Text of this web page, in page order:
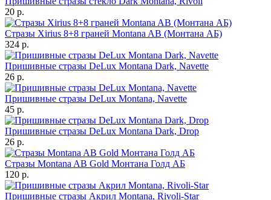
20 р.
Стразы Xirius 8+8 граней Montana AB (Монтана АБ)
324 р.
Пришивные стразы DeLux Montana Dark, Navette
26 р.
Пришивные стразы DeLux Montana, Navette
45 р.
Пришивные стразы DeLux Montana Dark, Drop
26 р.
Стразы Montana AB Gold Монтана Голд АБ
120 р.
Пришивные стразы Акрил Montana, Rivoli-Star